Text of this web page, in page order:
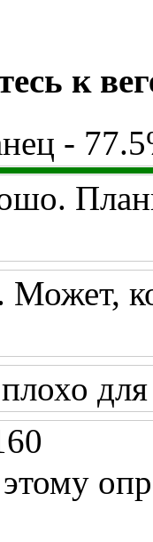
к
-
Может,